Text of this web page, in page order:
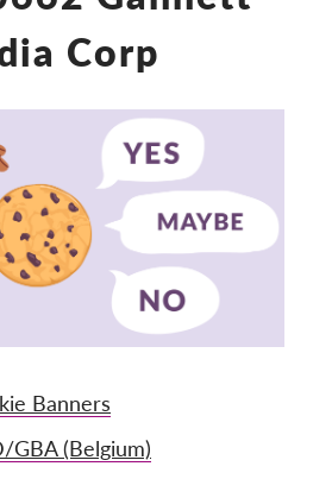
οι περιπτώσεις
& Resources
your rights!
μας!
μέλους
με εμάς
Corp
Banners
GBA (Belgium)